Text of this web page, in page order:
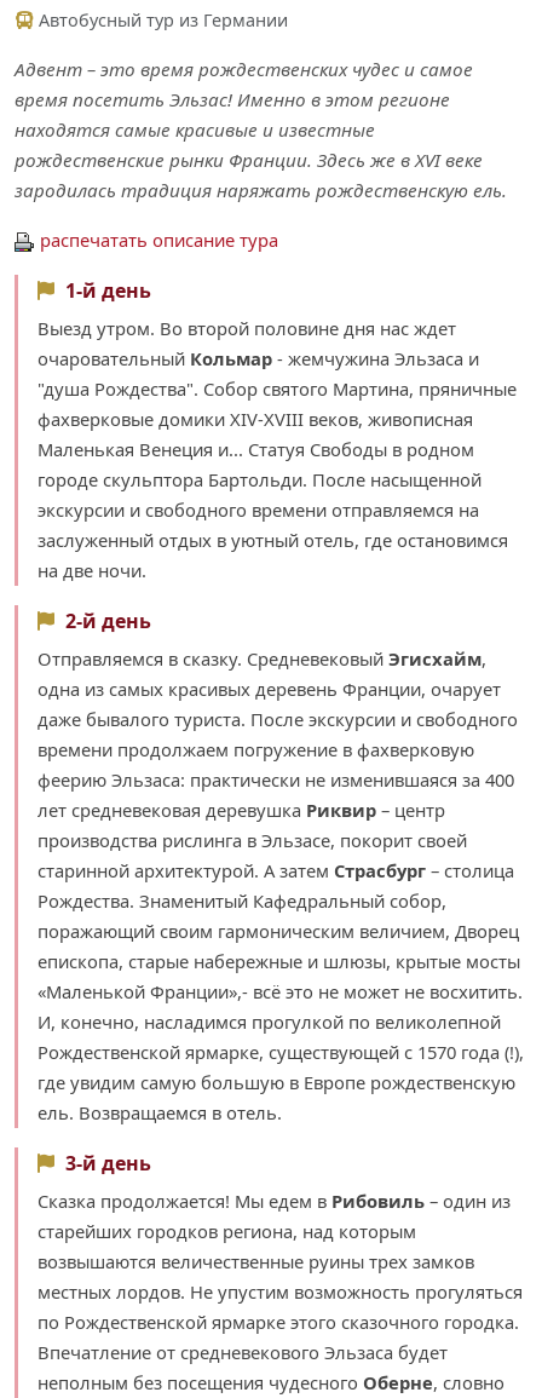
Автобусный тур из Германии
Адвент – это время рождественских чудес и самое
время посетить Эльзас! Именно в этом регионе
находятся самые красивые и известные
рождественские рынки Франции. Здесь же в XVI веке
зародилась традиция наряжать рождественскую ель.
распечатать описание тура
1-й день
Выезд утром. Во второй половине дня нас ждет
очаровательный Кольмар - жемчужина Эльзаса и
"душа Рождества". Собор святого Мартина, пряничные
фахверковые домики XIV-XVIII веков, живописная
Маленькая Венеция и... Статуя Свободы в родном
городе скульптора Бартольди. После насыщенной
экскурсии и свободного времени отправляемся на
заслуженный отдых в уютный отель, где остановимся
на две ночи.
2-й день
Отправляемся в сказку. Средневековый Эгисхайм,
одна из самых красивых деревень Франции, очарует
даже бывалого туриста. После экскурсии и свободного
времени продолжаем погружение в фахверковую
феерию Эльзаса: практически не изменившаяся за 400
лет средневековая деревушка Риквир – центр
производства рислинга в Эльзасе, покорит своей
старинной архитектурой. А затем Страсбург – столица
Рождества. Знаменитый Кафедральный собор,
поражающий своим гармоническим величием, Дворец
епископа, старые набережные и шлюзы, крытые мосты
«Маленькой Франции»,- всё это не может не восхитить.
И, конечно, насладимся прогулкой по великолепной
Рождественской ярмарке, существующей с 1570 года (!),
где увидим самую большую в Европе рождественскую
ель. Возвращаемся в отель.
3-й день
Сказка продолжается! Мы едем в Рибовиль – один из
старейших городков региона, над которым
возвышаются величественные руины трех замков
местных лордов. Не упустим возможность прогуляться
по Рождественской ярмарке этого сказочного городка.
Впечатление от средневекового Эльзаса будет
неполным без посещения чудесного Оберне, словно